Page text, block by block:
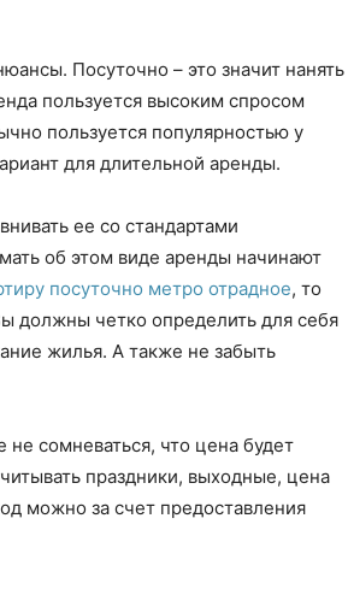
Посуточно – это значит нанять
пользуется высоким спросом
пользуется популярностью у
для длительной аренды.
ее со стандартами
об этом виде аренды начинают
посуточно метро отрадное, то
должны четко определить для себя
жилья. А также не забыть
сомневаться, что цена будет
праздники, выходные, цена
можно за счет предоставления